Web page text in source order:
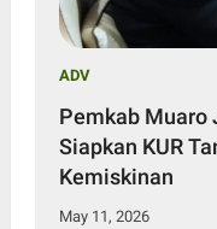
ADV
Pemkab Muaro
Siapkan KUR
Kemiskinan
May 11, 2026